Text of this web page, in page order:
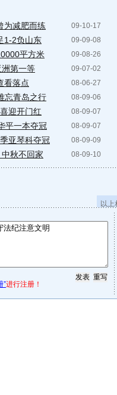
09-10-17
为减肥而练
09-09-08
1-2负山东
09-08-26
平方米
09-07-02
第一等
08-06-27
看落点
08-09-06
忘青岛之行
08-09-07
迎开门红
08-09-07
平一本夺冠
08-09-09
亚琴科夺冠
08-09-10
秋不回家
以
”进行注册！